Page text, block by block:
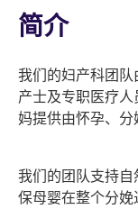
简介
我们的妇产科团
产士及专职医疗
妈提供由怀孕、分
我们的团队支持
保母婴在整个分